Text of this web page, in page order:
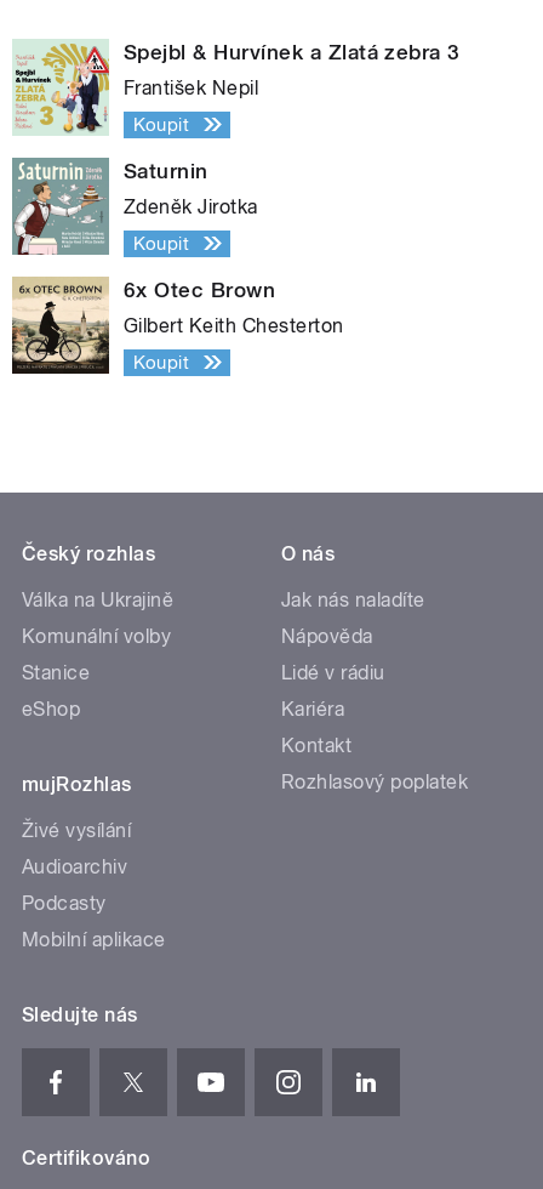
Spejbl & Hurvínek a Zlatá zebra 3
František Nepil
Koupit
Saturnin
Zdeněk Jirotka
Koupit
6x Otec Brown
Gilbert Keith Chesterton
Koupit
Český rozhlas
Válka na Ukrajině
Komunální volby
Stanice
eShop
mujRozhlas
Živé vysílání
Audioarchiv
Podcasty
Mobilní aplikace
O nás
Jak nás naladíte
Nápověda
Lidé v rádiu
Kariéra
Kontakt
Rozhlasový poplatek
Sledujte nás
Certifikováno